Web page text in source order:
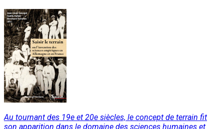
Au tournant des 19e et 20e siècles, le concept de terrain fit
son apparition dans le domaine des sciences humaines et